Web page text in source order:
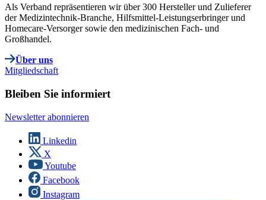
Als Verband repräsentieren wir über 300 Hersteller und Zulieferer
der Medizintechnik-Branche, Hilfsmittel-Leistungserbringer und
Homecare-Versorger sowie den medizinischen Fach- und
Großhandel.
Über uns
Mitgliedschaft
Bleiben Sie informiert
Newsletter abonnieren
Linkedin
X
Youtube
Facebook
Instagram